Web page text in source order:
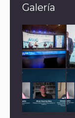
Galería